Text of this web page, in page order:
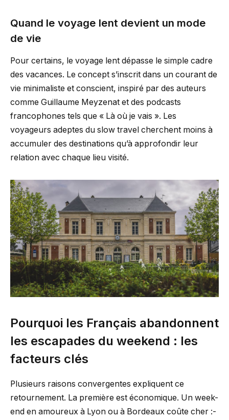
Quand le voyage lent devient un mode
de vie
Pour certains, le voyage lent dépasse le simple cadre
des vacances. Le concept s’inscrit dans un courant de
vie minimaliste et conscient, inspiré par des auteurs
comme Guillaume Meyzenat et des podcasts
francophones tels que « Là où je vais ». Les
voyageurs adeptes du slow travel cherchent moins à
accumuler des destinations qu’à approfondir leur
relation avec chaque lieu visité.
Pourquoi les Français abandonnent
les escapades du weekend : les
facteurs clés
Plusieurs raisons convergentes expliquent ce
retournement. La première est économique. Un week-
end en amoureux à Lyon ou à Bordeaux coûte cher :-